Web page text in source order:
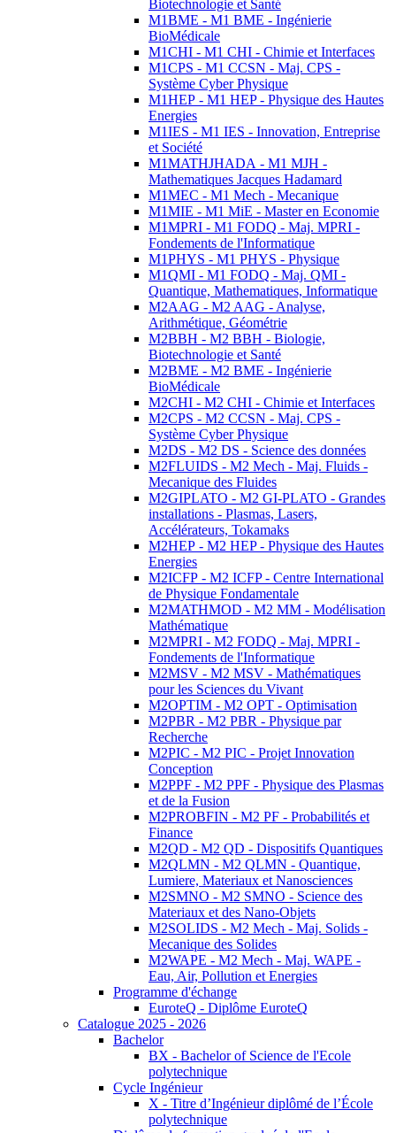
Biotechnologie et Santé
M1BME - M1 BME - Ingénierie
BioMédicale
M1CHI - M1 CHI - Chimie et Interfaces
M1CPS - M1 CCSN - Maj. CPS -
Système Cyber Physique
M1HEP - M1 HEP - Physique des Hautes
Energies
M1IES - M1 IES - Innovation, Entreprise
et Société
M1MATHJHADA - M1 MJH -
Mathematiques Jacques Hadamard
M1MEC - M1 Mech - Mecanique
M1MIE - M1 MiE - Master en Economie
M1MPRI - M1 FODQ - Maj. MPRI -
Fondements de l'Informatique
M1PHYS - M1 PHYS - Physique
M1QMI - M1 FODQ - Maj. QMI -
Quantique, Mathematiques, Informatique
M2AAG - M2 AAG - Analyse,
Arithmétique, Géométrie
M2BBH - M2 BBH - Biologie,
Biotechnologie et Santé
M2BME - M2 BME - Ingénierie
BioMédicale
M2CHI - M2 CHI - Chimie et Interfaces
M2CPS - M2 CCSN - Maj. CPS -
Système Cyber Physique
M2DS - M2 DS - Science des données
M2FLUIDS - M2 Mech - Maj. Fluids -
Mecanique des Fluides
M2GIPLATO - M2 GI-PLATO - Grandes
installations - Plasmas, Lasers,
Accélérateurs, Tokamaks
M2HEP - M2 HEP - Physique des Hautes
Energies
M2ICFP - M2 ICFP - Centre International
de Physique Fondamentale
M2MATHMOD - M2 MM - Modélisation
Mathématique
M2MPRI - M2 FODQ - Maj. MPRI -
Fondements de l'Informatique
M2MSV - M2 MSV - Mathématiques
pour les Sciences du Vivant
M2OPTIM - M2 OPT - Optimisation
M2PBR - M2 PBR - Physique par
Recherche
M2PIC - M2 PIC - Projet Innovation
Conception
M2PPF - M2 PPF - Physique des Plasmas
et de la Fusion
M2PROBFIN - M2 PF - Probabilités et
Finance
M2QD - M2 QD - Dispositifs Quantiques
M2QLMN - M2 QLMN - Quantique,
Lumiere, Materiaux et Nanosciences
M2SMNO - M2 SMNO - Science des
Materiaux et des Nano-Objets
M2SOLIDS - M2 Mech - Maj. Solids -
Mecanique des Solides
M2WAPE - M2 Mech - Maj. WAPE -
Eau, Air, Pollution et Energies
Programme d'échange
EuroteQ - Diplôme EuroteQ
Catalogue 2025 - 2026
Bachelor
BX - Bachelor of Science de l'Ecole
polytechnique
Cycle Ingénieur
X - Titre d’Ingénieur diplômé de l’École
polytechnique